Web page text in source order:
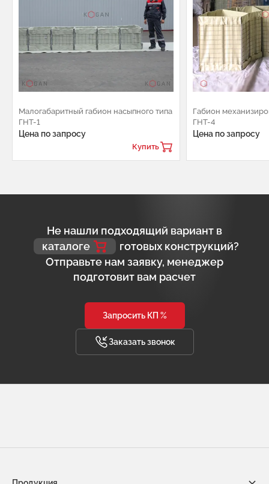
Малогабаритный габион насыпного типа
ГНТ-1
Цена по запросу
Купить
Габион
ГНТ-4
Цена по запросу
Не нашли подходящий вариант в
каталоге
готовых конструкций?
Отправьте нам заявку, менеджер
подготовит вам расчет
Запросить КП %
Заказать звонок